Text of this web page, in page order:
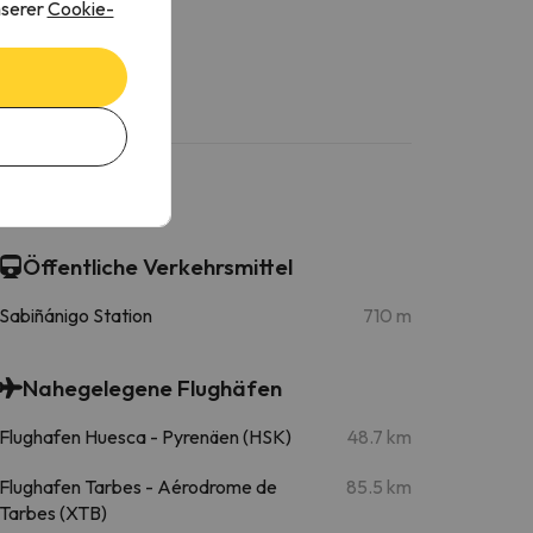
Öffentliche Verkehrsmittel
Sabiñánigo Station 710 m
Nahegelegene Flughäfen
Flughafen Huesca - Pyrenäen (HSK) 48.7 km
Flughafen Tarbes - Aérodrome de
Tarbes (XTB)
85.5 km
Cookie-